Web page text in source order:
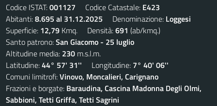
Codice ISTAT:001127 Codice Catastale: E423
Abitanti:8.695 al 31.12.2025 Denominazione: Loggesi
Superficie: 12,79 Kmq. Densità:691 (ab/kmq.)
Santo patrono:San Giacomo - 25 luglio
Altitudine media: 230 m.s.l.m.
Latitudine:44° 57' 31'' Longitudine: 7° 40' 06''
Comuni limitrofi:Vinovo, Moncalieri, Carignano
Frazioni e borgate: Baraudina, Cascina Madonna Degli Olmi,
Sabbioni, Tetti Griffa, Tetti Sagrini